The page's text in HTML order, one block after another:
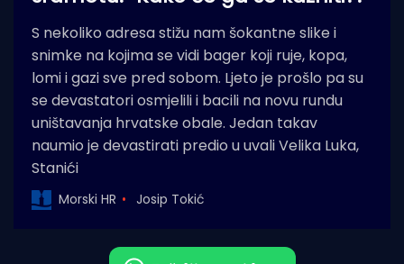
S nekoliko adresa stižu nam šokantne slike i
snimke na kojima se vidi bager koji ruje, kopa,
lomi i gazi sve pred sobom. Ljeto je prošlo pa su
se devastatori osmjelili i bacili na novu rundu
uništavanja hrvatske obale. Jedan takav
naumio je devastirati predio u uvali Velika Luka,
Stanići
Morski HR Josip Tokić